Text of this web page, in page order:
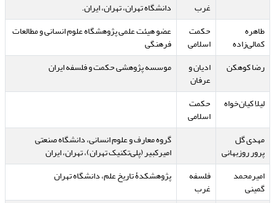
غرب
دانشگاه تهران، تهران، ایران.
طاهره
کمالی‌زاده
حکمت
اسلامی
عضو هیئت علمی پژوهشگاه علوم انسانی و مطالعات
فرهنگی
رضا کوهکن
ادیان و
عرفان
موسسه پژوهشی حکمت و فلسفه ایران
لیلا کیان‌خواه حکمت
اسلامی
مهدی گل
پرور روزبهانی
گروه معارف و علوم انسانی، دانشگاه صنعتی
امیرکبیر (پلی‌تکنیک تهران)، تهران، ایران
امیرمحمد
گمینی
فلسفه
غرب
پژوهشکدۀ تاریخ علم، دانشگاه تهران